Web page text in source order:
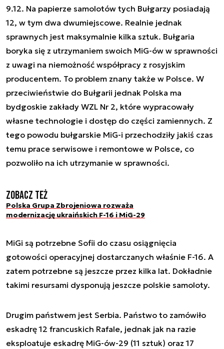
9.12. Na papierze samolotów tych Bułgarzy posiadają
12, w tym dwa dwumiejscowe. Realnie jednak
sprawnych jest maksymalnie kilka sztuk. Bułgaria
boryka się z utrzymaniem swoich MiG-ów w sprawności
z uwagi na niemożność współpracy z rosyjskim
producentem. To problem znany także w Polsce. W
przeciwieństwie do Bułgarii jednak Polska ma
bydgoskie zakłady WZL Nr 2, które wypracowały
własne technologie i dostęp do części zamiennych. Z
tego powodu bułgarskie MiG-i przechodziły jakiś czas
temu prace serwisowe i remontowe w Polsce, co
pozwoliło na ich utrzymanie w sprawności.
Zobacz też
Polska Grupa Zbrojeniowa rozważa
modernizację ukraińskich F-16 i MiG-29
MiGi są potrzebne Sofii do czasu osiągnięcia
gotowości operacyjnej dostarczanych właśnie F-16. A
zatem potrzebne są jeszcze przez kilka lat. Dokładnie
takimi resursami dysponują jeszcze polskie samoloty.
Drugim państwem jest Serbia. Państwo to zamówiło
eskadrę 12 francuskich Rafale, jednak jak na razie
eksploatuje eskadrę MiG-ów-29 (11 sztuk) oraz 17